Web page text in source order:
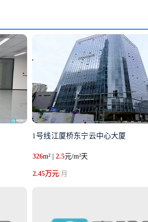
1号线江厦桥东宁云中心大厦
326m² | 2.5元/m²天
2.45万元/月